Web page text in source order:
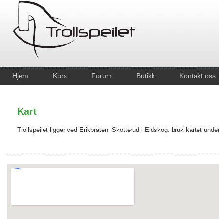
Hjem Kurs Forum Butikk Kontakt oss
Kart
Trollspeilet ligger ved Erikbråten, Skotterud i Eidskog. bruk kartet